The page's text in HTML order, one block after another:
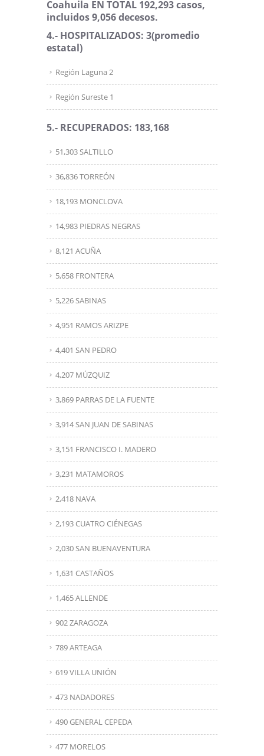
Coahuila EN TOTAL 192,293 casos,
incluidos 9,056 decesos.
4.- HOSPITALIZADOS: 3(promedio
estatal)
Región Laguna 2
Región Sureste 1
5.- RECUPERADOS: 183,168
51,303 SALTILLO
36,836 TORREÓN
18,193 MONCLOVA
14,983 PIEDRAS NEGRAS
8,121 ACUÑA
5,658 FRONTERA
5,226 SABINAS
4,951 RAMOS ARIZPE
4,401 SAN PEDRO
4,207 MÚZQUIZ
3,869 PARRAS DE LA FUENTE
3,914 SAN JUAN DE SABINAS
3,151 FRANCISCO I. MADERO
3,231 MATAMOROS
2,418 NAVA
2,193 CUATRO CIÉNEGAS
2,030 SAN BUENAVENTURA
1,631 CASTAÑOS
1,465 ALLENDE
902 ZARAGOZA
789 ARTEAGA
619 VILLA UNIÓN
473 NADADORES
490 GENERAL CEPEDA
477 MORELOS